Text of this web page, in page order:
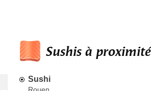
Sushis à proximité
Sushi
Rouen